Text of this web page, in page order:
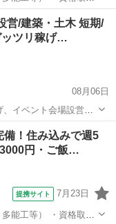
営/建築・土木 短期/
ッツリ稼げ…
08月06日
イベント会場設営、
パート <給与> [ア・
日払いOK! 日払いまた
備！住み込みで週5
円・ご飯…
提携サイト 7月23日
多能工等） ・資格取得